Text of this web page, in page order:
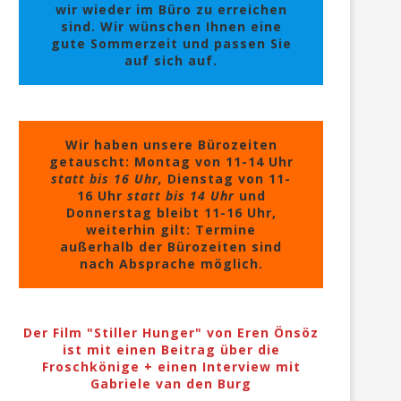
wir wieder im Büro zu erreichen
sind. Wir wünschen Ihnen eine
gute Sommerzeit und passen Sie
auf sich auf.
Wir haben unsere Bürozeiten
getauscht: Montag von 11-14 Uhr
statt bis 16 Uhr, Dienstag von 11-
16 Uhr statt bis 14 Uhrund
Donnerstag bleibt 11-16 Uhr,
weiterhin gilt: Termine
außerhalb der Bürozeiten sind
nach Absprache möglich.
Der Film "Stiller Hunger" von Eren Önsöz
ist mit einen Beitrag über die
Froschkönige + einen Interview mit
Gabriele van den Burg